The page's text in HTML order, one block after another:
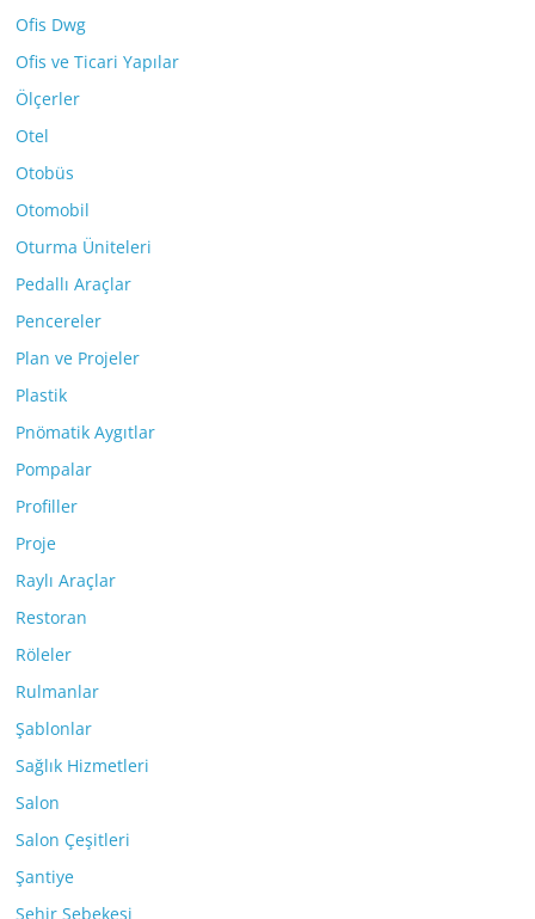
Ofis Dwg
Ofis ve Ticari Yapılar
Ölçerler
Otel
Otobüs
Otomobil
Oturma Üniteleri
Pedallı Araçlar
Pencereler
Plan ve Projeler
Plastik
Pnömatik Aygıtlar
Pompalar
Profiller
Proje
Raylı Araçlar
Restoran
Röleler
Rulmanlar
Şablonlar
Sağlık Hizmetleri
Salon
Salon Çeşitleri
Şantiye
Şehir Şebekesi